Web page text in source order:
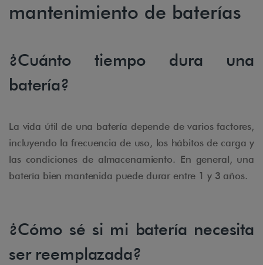
mantenimiento de baterías
¿Cuánto tiempo dura una
batería?
La vida útil de una batería depende de varios factores,
incluyendo la frecuencia de uso, los hábitos de carga y
las condiciones de almacenamiento. En general, una
batería bien mantenida puede durar entre 1 y 3 años.
¿Cómo sé si mi batería necesita
ser reemplazada?